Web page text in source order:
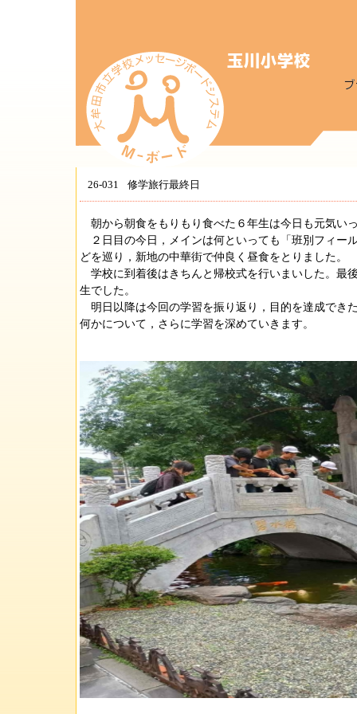
26-031 修学旅行最終日
朝から朝食をもりもり食べた６年生は今日も元気い
２日目の今日，メインは何といっても「班別フィー
どを巡り，新地の中華街で仲良く昼食をとりました。
学校に到着後はきちんと帰校式を行いまいした。最
生でした。
明日以降は今回の学習を振り返り，目的を達成でき
何かについて，さらに学習を深めていきます。